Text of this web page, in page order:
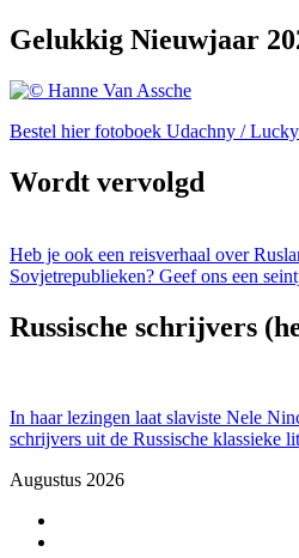
Gelukkig Nieuwjaar
Bestel hier fotoboek Udachny /
Wordt vervolgd
Heb je ook een reisverhaal over
Sovjetrepublieken? Geef ons een
Russische schrijvers
In haar lezingen laat slaviste Nele
schrijvers uit de Russische klassieke
Augustus 2026